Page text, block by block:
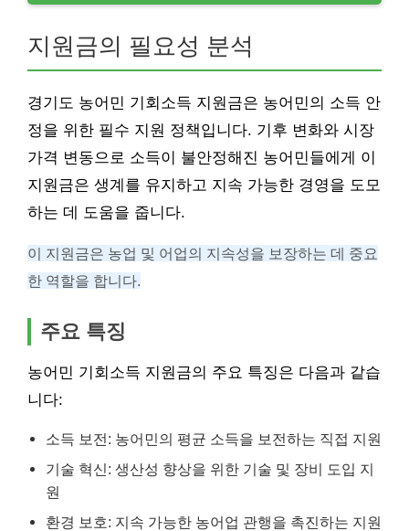
지원금의 필요성 분석
경기도 농어민 기회소득 지원금은 농어민의 소득 안
정을 위한 필수 지원 정책입니다. 기후 변화와 시장
가격 변동으로 소득이 불안정해진 농어민들에게 이
지원금은 생계를 유지하고 지속 가능한 경영을 도모
하는 데 도움을 줍니다.
이 지원금은 농업 및 어업의 지속성을 보장하는 데 중요
한 역할을 합니다.
주요 특징
농어민 기회소득 지원금의 주요 특징은 다음과 같습
니다:
소득 보전: 농어민의 평균 소득을 보전하는 직접 지원
기술 혁신: 생산성 향상을 위한 기술 및 장비 도입 지
원
환경 보호: 지속 가능한 농어업 관행을 촉진하는 지원